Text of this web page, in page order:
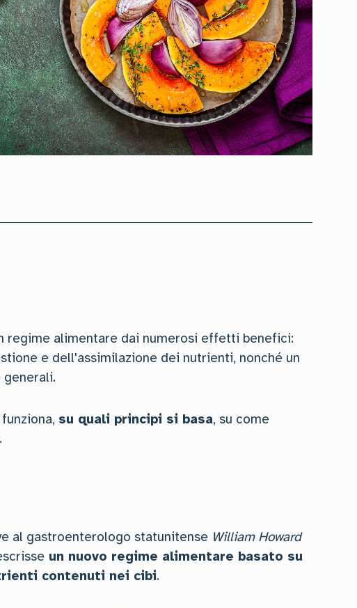
regime alimentare dai numerosi effetti benefici:
e dell'assimilazione dei nutrienti, nonché un
su quali principi si basa, su come
al gastroenterologo statunitense William Howard
un nuovo regime alimentare basato su
contenuti nei cibi.